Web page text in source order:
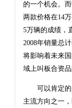
的一个机会。
两款价格在14
5万辆的成绩，
2008年销量总
将影响着未来
域上叫板合资
可以肯定的是
主流方向之一